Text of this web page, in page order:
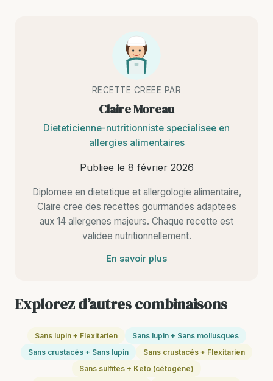
RECETTE CREEE PAR
Claire Moreau
Dieteticienne-nutritionniste specialisee en
allergies alimentaires
Publiee le 8 février 2026
Diplomee en dietetique et allergologie alimentaire,
Claire cree des recettes gourmandes adaptees
aux 14 allergenes majeurs. Chaque recette est
validee nutritionnellement.
En savoir plus
Explorez d’autres combinaisons
Sans lupin + Flexitarien
Sans lupin + Sans mollusques
Sans crustacés + Sans lupin
Sans crustacés + Flexitarien
Sans sulfites + Keto (cétogène)